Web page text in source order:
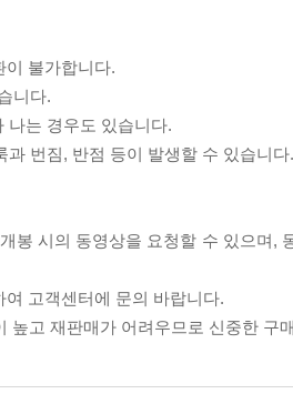
이 불가합니다.
니다.
나는 경우도 있습니다.
번짐, 반점 등이 발생할 수 있습니다.
봉 시의 동영상을 요청할 수 있으며,
고객센터에 문의 바랍니다.
고 재판매가 어려우므로 신중한 구